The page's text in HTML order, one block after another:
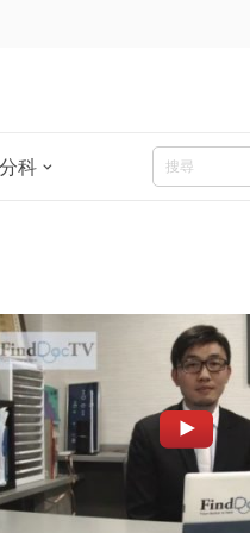
科
Search for: